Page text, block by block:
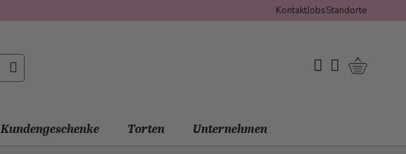
KontaktJobsStandorte
My Wishlist
Mein Konto
Kundengeschenke Torten Unternehmen